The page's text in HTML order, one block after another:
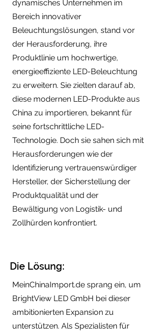
dynamisches Unternehmen im
Bereich innovativer
Beleuchtungslösungen, stand vor
der Herausforderung, ihre
Produktlinie um hochwertige,
energieeffiziente LED-Beleuchtung
zu erweitern. Sie zielten darauf ab,
diese modernen LED-Produkte aus
China zu importieren, bekannt für
seine fortschrittliche LED-
Technologie. Doch sie sahen sich mit
Herausforderungen wie der
Identifizierung vertrauenswürdiger
Hersteller, der Sicherstellung der
Produktqualität und der
Bewältigung von Logistik- und
Zollhürden konfrontiert.
Die Lösung:
MeinChinaImport.de sprang ein, um
BrightView LED GmbH bei dieser
ambitionierten Expansion zu
unterstützen. Als Spezialisten für